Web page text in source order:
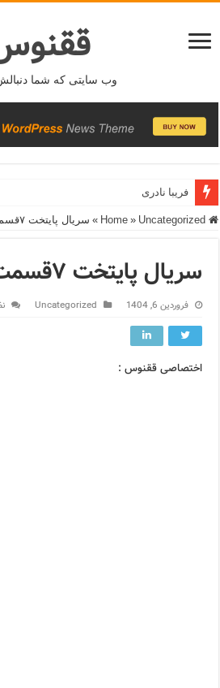
وب سایتی که شما
فریبا نادری
» Uncategorized
» سریال پایتخت ۷قسمت
سریال پایتخت ۷قسمت
فروردین 6, 1404 Uncategorized
اختصاصی ققنوس :